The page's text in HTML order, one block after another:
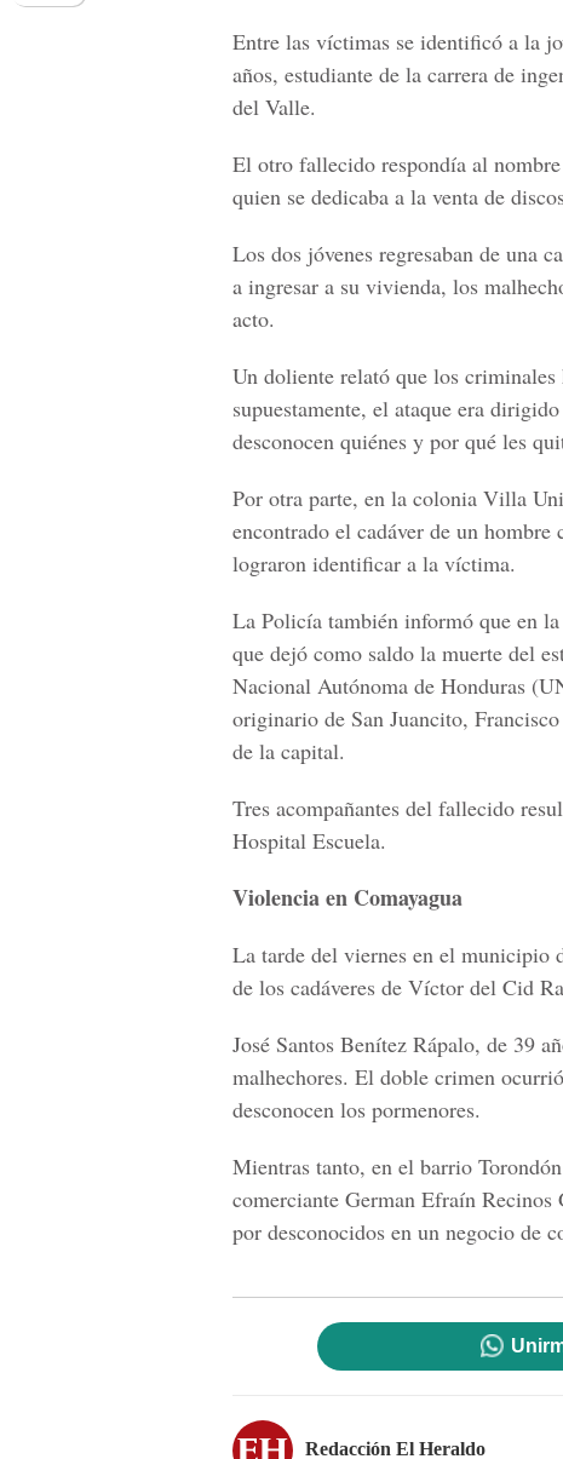
Entre las víctimas se identificó a la
años, estudiante de la carrera de
del Valle.
El otro fallecido respondía al
quien se dedicaba a la venta de
Los dos jóvenes regresaban de una
a ingresar a su vivienda, los
acto.
Un doliente relató que los
supuestamente, el ataque era
desconocen quiénes y por qué les
Por otra parte, en la colonia Villa
encontrado el cadáver de un
lograron identificar a la víctima.
La Policía también informó que en
que dejó como saldo la muerte del
Nacional Autónoma de Honduras
originario de San Juancito,
de la capital.
Tres acompañantes del fallecido
Hospital Escuela.
Violencia en Comayagua
La tarde del viernes en el municipio
de los cadáveres de Víctor del Cid
José Santos Benítez Rápalo, de 39
malhechores. El doble crimen
desconocen los pormenores.
Mientras tanto, en el barrio
comerciante German Efraín Recinos
por desconocidos en un negocio de
Redacción El Heraldo